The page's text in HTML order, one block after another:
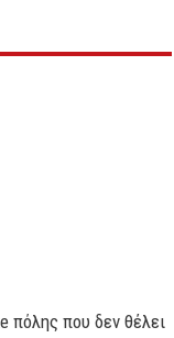
πόλης που δεν θέλει